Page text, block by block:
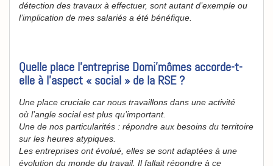
détection des travaux à effectuer, sont autant d’exemple ou
l’implication de mes salariés a été bénéfique.
Quelle place l’entreprise Domi’mômes accorde-t-
elle à l’aspect « social » de la RSE ?
Une place cruciale car nous travaillons dans une activité
où l’angle social est plus qu’important.
Une de nos particularités : répondre aux besoins du territoire
sur les heures atypiques.
Les entreprises ont évolué, elles se sont adaptées à une
évolution du monde du travail. Il fallait répondre à ce